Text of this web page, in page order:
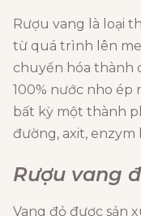
Rượu vang là loại
từ quá trình lên
chuyển hóa thành
100% nước nho ép
bất kỳ một thành
đường, axit, enzym
Rượu vang
Vang đỏ được sản